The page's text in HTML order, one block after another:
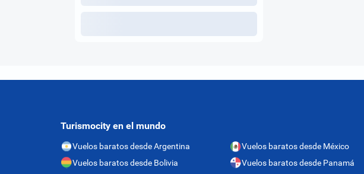
Turismocity en el mundo
Vuelos baratos desde Argentina
Vuelos baratos desde Bolivia
Vuelos baratos desde México
Vuelos baratos desde Panamá